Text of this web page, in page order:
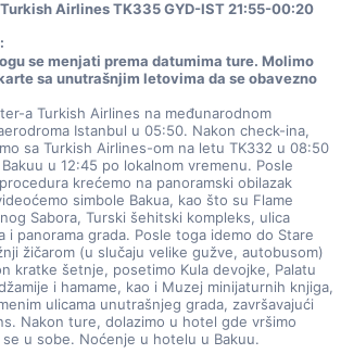
Airlines TK335 GYD-IST 21:55-00:20
se menjati prema datumima ture. Molimo
sa unutrašnjim letovima da se obavezno
a Turkish Airlines na međunarodnom
Istanbul u 05:50. Nakon check-ina,
sa Turkish Airlines-om na letu TK332 u 08:50
u 12:45 po lokalnom vremenu. Posle
krećemo na panoramski obilazak
simbole Bakua, kao što su Flame
Sabora, Turski šehitski kompleks, ulica
i panorama grada. Posle toga idemo do Stare
žičarom (u slučaju velike gužve, autobusom)
kratke šetnje, posetimo Kula devojke, Palatu
i hamame, kao i Muzej minijaturnih knjiga,
ulicama unutrašnjeg grada, završavajući
Nakon ture, dolazimo u hotel gde vršimo
u sobe. Noćenje u hotelu u Bakuu.